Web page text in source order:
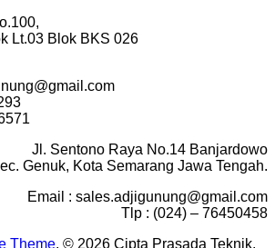
Lt.03 Blok BKS 026
Jl. Sentono Raya No.14 Banjardowo
Genuk, Kota Semarang Jawa Tengah.
Email : sales.adjigunung@gmail.com
Tlp : (024) – 76450458
Theme. © 2026 Cipta Prasada Teknik.